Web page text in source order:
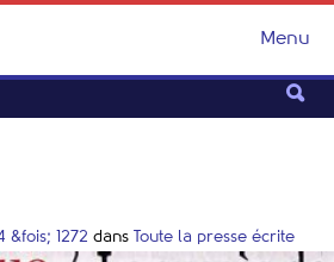
Menu
&fois; 1272 dans Toute la presse écrite